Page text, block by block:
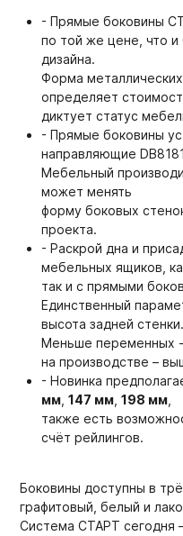
- Прямые боковины
по той же цене, что и
дизайна.
Форма
определяет
диктует статус
- Прямые боковины
направляющие
Мебельный
может менять
форму боковых
проекта.
- Раскрой дна и
мебельных ящиков,
так и с прямыми
Единственный
высота задней стенки.
Меньше переменных
на производстве –
- Новинка
мм ,147 мм ,198 мм
также есть
счёт рейлингов.
Боковины доступны в
графитовый, белый и
Система СТАРТ сегодня